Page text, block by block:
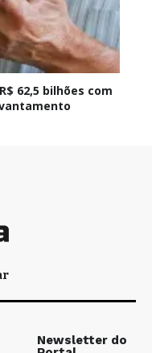
62,5 bilhões com
Newsletter do